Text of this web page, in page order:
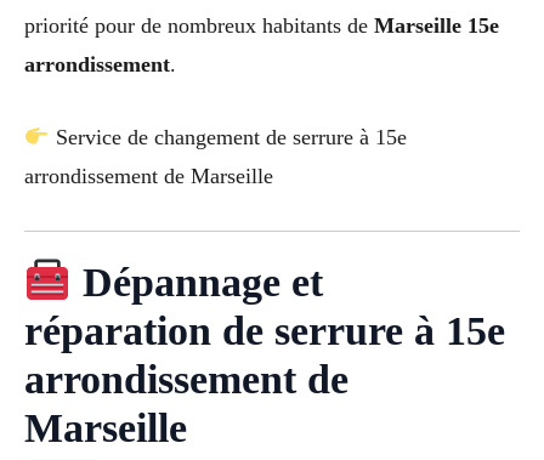
priorité pour de nombreux habitants de Marseille 15e
arrondissement.
Service de changement de serrure à 15e
arrondissement de Marseille
Dépannage et
réparation de serrure à 15e
arrondissement de
Marseille